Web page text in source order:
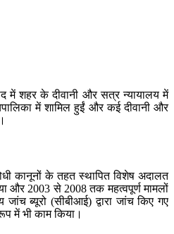
में शहर के दीवानी और सत्र न्यायालय में
में शामिल हुईं और कई दीवानी और
कानूनों के तहत स्थापित विशेष अदालत
और 2003 से 2008 तक महत्वपूर्ण मामलों
ब्यूरो (सीबीआई) द्वारा जांच किए गए
में भी काम किया।